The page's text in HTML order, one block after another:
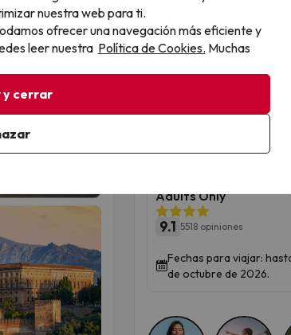
Quedan 5 días 17 horas
Mojácar:
1907
adultos
The Place - Palacio
Adults Only
9.1 5518 opiniones
Fechas para viajar:
de octubre de 2026.
nuestra web para ti.
ofrecer una navegación más eficiente y
leer nuestra Política de Cookies. Muchas
cerrar